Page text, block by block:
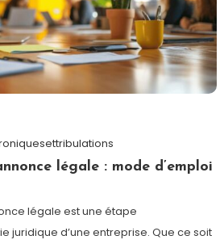
légale : mode d’emploi
légale est une étape
juridique d’une entreprise. Que ce soit